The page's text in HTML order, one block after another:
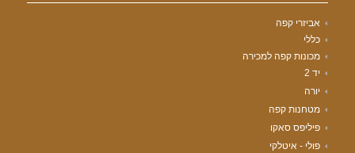
אביזרי קפה
כללי
מכונות קפה למכירה
יד 2
יורה
מטחנות קפה
פיליפס סאקו
פולי - איטלקי